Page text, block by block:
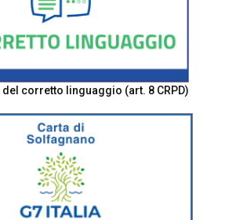
del corretto linguaggio (art. 8 CRPD)